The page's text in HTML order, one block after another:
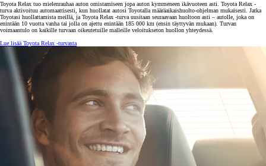
Toyota Relax tuo mielenrauhaa auton omistamiseen jopa auton kymmeneen ikävuoteen asti. Toyota Relax -
turva aktivoituu automaattisesti, kun huollatat autosi Toyotalla määräaikaishuolto-ohjelman mukaisesti. Jatka
Toyotasi huollattamista meillä, ja Toyota Relax -turva uusitaan seuraavaan huoltoon asti – autolle, joka on
enintään 10 vuotta vanha tai jolla on ajettu enintään 185 000 km (ensin täyttyvän mukaan). Turvan
voimaantulo on kaikille turvaan oikeutetuille malleille veloitukseton huollon yhteydessä.
Lue lisää Toyota Relax -turvasta